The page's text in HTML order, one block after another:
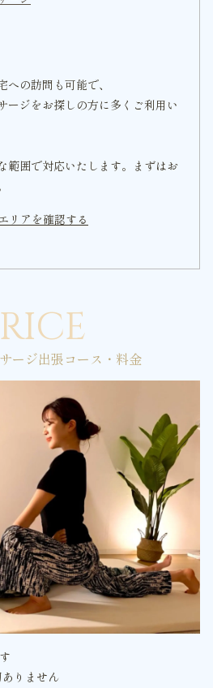
の訪問も可能で、
ージをお探しの方に多くご利用い
範囲で対応いたします。まずはお
リアを確認する
ージ出張コース・料金
りません